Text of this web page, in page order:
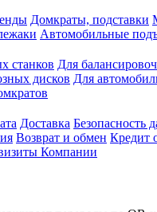
Домкраты, подставки
Автомобильные
станков Для
дисков Для
Доставка Безопасность
Возврат и обмен Кредит
Компании